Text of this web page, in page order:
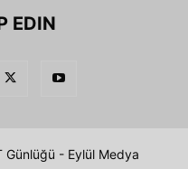
EDIN
- Eylül Medya